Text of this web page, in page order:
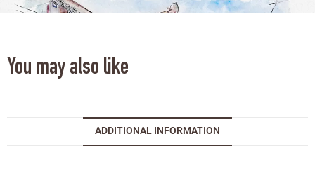
You may also like
ADDITIONAL INFORMATION